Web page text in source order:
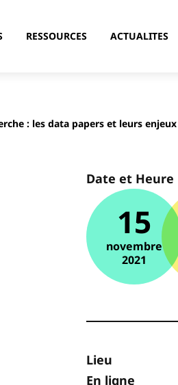
RESSOURCES ACTUALITES
: les data papers et leurs enjeux
Date et Heure
15
novembre
2021
Lieu
En ligne